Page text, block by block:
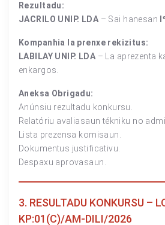
Rezultadu:
JACRILO UNIP. LDA – Sai hanesan
Kompanhia la prenxe rekizitus:
LABILAY UNIP. LDA – La aprezenta
enkargos.
Aneksa Obrigadu:
Anúnsiu rezultadu konkursu.
Relatóriu avaliasaun tékniku no
Lista prezensa komisaun.
Dokumentus justificativu.
Despaxu aprovasaun.
3. RESULTADU KONKURSU –
KP:01(C)/AM-DILI/2026